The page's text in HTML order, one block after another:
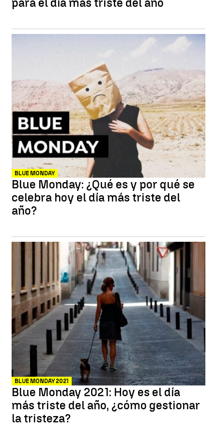
BLUE MONDAY
Blue Monday: ¿Qué es y por qué se
celebra hoy el día más triste del
año?
BLUE MONDAY 2021
Blue Monday 2021: Hoy es el día
más triste del año, ¿cómo gestionar
la tristeza?